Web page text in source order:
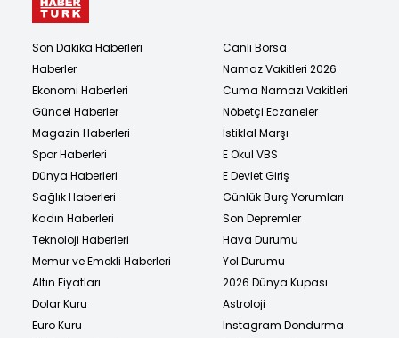
Son Dakika Haberleri
Haberler
Ekonomi Haberleri
Güncel Haberler
Magazin Haberleri
Spor Haberleri
Dünya Haberleri
Sağlık Haberleri
Kadın Haberleri
Teknoloji Haberleri
Memur ve Emekli Haberleri
Altın Fiyatları
Dolar Kuru
Euro Kuru
Canlı Borsa
Namaz Vakitleri 2026
Cuma Namazı Vakitleri
Nöbetçi Eczaneler
İstiklal Marşı
E Okul VBS
E Devlet Giriş
Günlük Burç Yorumları
Son Depremler
Hava Durumu
Yol Durumu
2026 Dünya Kupası
Astroloji
Instagram Dondurma